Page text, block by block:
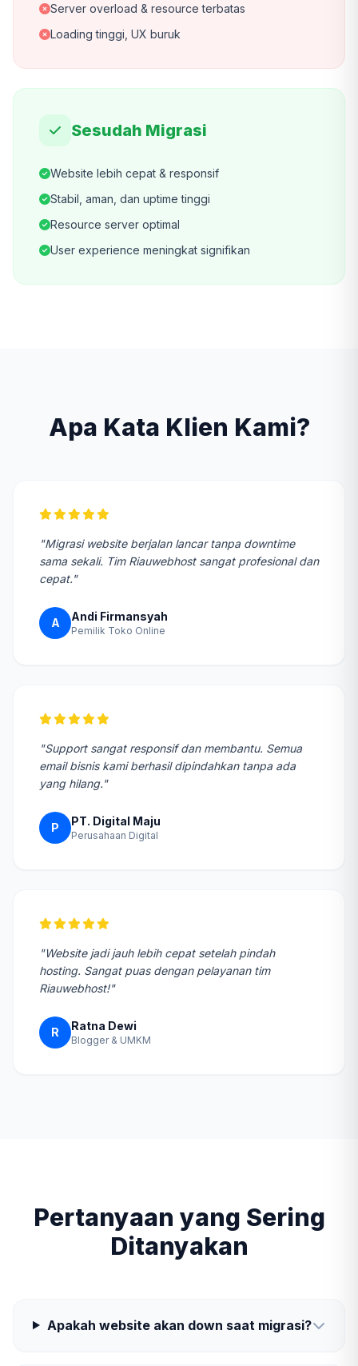
Server overload & resource terbatas
Loading tinggi, UX buruk
Sesudah Migrasi
Website lebih cepat & responsif
Stabil, aman, dan uptime tinggi
Resource server optimal
User experience meningkat signifikan
Apa Kata Klien Kami?
"Migrasi website berjalan lancar tanpa downtime
sama sekali. Tim Riauwebhost sangat profesional dan
cepat."
A Andi Firmansyah
Pemilik Toko Online
"Support sangat responsif dan membantu. Semua
email bisnis kami berhasil dipindahkan tanpa ada
yang hilang."
P PT. Digital Maju
Perusahaan Digital
"Website jadi jauh lebih cepat setelah pindah
hosting. Sangat puas dengan pelayanan tim
Riauwebhost!"
R Ratna Dewi
Blogger & UMKM
Pertanyaan yang Sering
Ditanyakan
Apakah website akan down saat migrasi?